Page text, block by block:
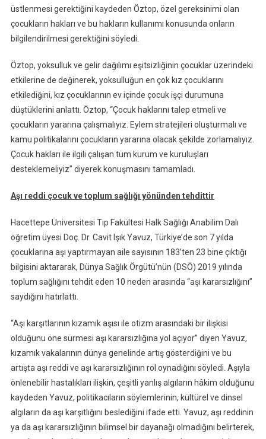
üstlenmesi gerektiğini kaydeden Öztop, özel gereksinimi olan
çocukların hakları ve bu hakların kullanımı konusunda onların
bilgilendirilmesi gerektiğini söyledi.
Öztop, yoksulluk ve gelir dağılımı eşitsizliğinin çocuklar üzerindeki
etkilerine de değinerek, yoksulluğun en çok kız çocuklarını
etkilediğini, kız çocuklarının ev içinde çocuk işçi durumuna
düştüklerini anlattı. Öztop, “Çocuk haklarını talep etmeli ve
çocukların yararına çalışmalıyız. Eylem stratejileri oluşturmalı ve
kamu politikalarını çocukların yararına olacak şekilde zorlamalıyız.
Çocuk hakları ile ilgili çalışan tüm kurum ve kuruluşları
desteklemeliyiz” diyerek konuşmasını tamamladı.
Aşı reddi çocuk ve toplum sağlığı yönünden tehdittir
Hacettepe Üniversitesi Tıp Fakültesi Halk Sağlığı Anabilim Dalı
öğretim üyesi Doç. Dr. Cavit Işık Yavuz, Türkiye’de son 7 yılda
çocuklarına aşı yaptırmayan aile sayısının 183’ten 23 bine çıktığı
bilgisini aktararak, Dünya Sağlık Örgütü’nün (DSÖ) 2019 yılında
toplum sağlığını tehdit eden 10 neden arasında “aşı kararsızlığını”
saydığını hatırlattı.
“Aşı karşıtlarının kızamık aşısı ile otizm arasındaki bir ilişkisi
olduğunu öne sürmesi aşı kararsızlığına yol açıyor” diyen Yavuz,
kızamık vakalarının dünya genelinde artış gösterdiğini ve bu
artışta aşı reddi ve aşı kararsızlığının rol oynadığını söyledi. Aşıyla
önlenebilir hastalıkları ilişkin, çeşitli yanlış algıların hâkim olduğunu
kaydeden Yavuz, politikacıların söylemlerinin, kültürel ve dinsel
algıların da aşı karşıtlığını beslediğini ifade etti. Yavuz, aşı reddinin
ya da aşı kararsızlığının bilimsel bir dayanağı olmadığını belirterek,